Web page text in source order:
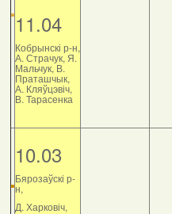
11.04
Кобрынскі р-н,
А. Страчук, Я.
Мальчук, В.
Праташчык,
А. Кляўцэвіч,
В. Тарасенка
10.03
Бярозаўскі р-
н,
Д. Харковіч,